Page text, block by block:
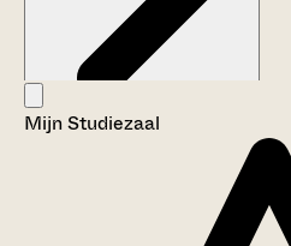
Aanwijzingen voor de gebruiker
Mijn Studiezaal